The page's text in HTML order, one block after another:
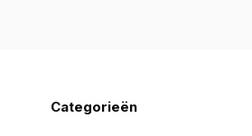
Categorieën